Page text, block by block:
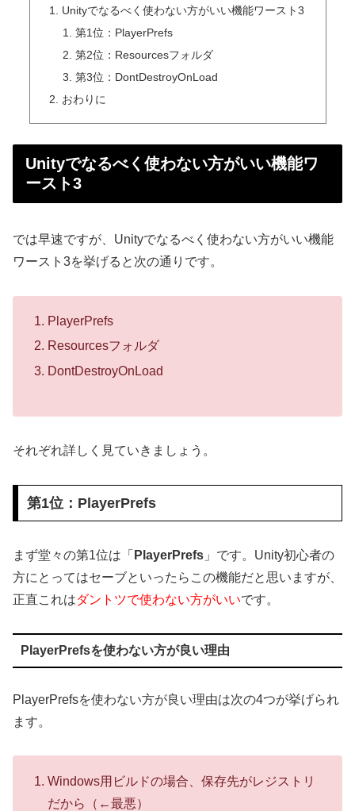
Unityでなるべく使わない方がいい機能ワースト3
第1位：PlayerPrefs
第2位：Resourcesフォルダ
第3位：DontDestroyOnLoad
おわりに
Unityでなるべく使わない方がいい機能ワ
ースト3
では早速ですが、Unityでなるべく使わない方がいい機能
ワースト3を挙げると次の通りです。
PlayerPrefs
Resourcesフォルダ
DontDestroyOnLoad
それぞれ詳しく見ていきましょう。
第1位：PlayerPrefs
まず堂々の第1位は「 PlayerPrefs 」です。Unity初心者の
方にとってはセーブといったらこの機能だと思いますが、
正直これはダントツで使わない方がいいです。
PlayerPrefsを使わない方が良い理由
PlayerPrefsを使わない方が良い理由は次の4つが挙げられ
ます。
Windows用ビルドの場合、保存先がレジストリ
だから（←最悪）